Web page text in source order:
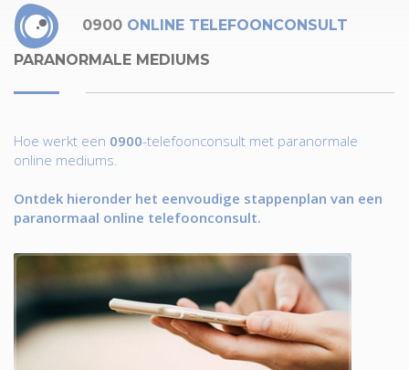
0900 ONLINE TELEFOONCONSULT
PARANORMALE MEDIUMS
Hoe werkt een 0900-telefoonconsult met paranormale
online mediums.
Ontdek hieronder het eenvoudige stappenplan van een
paranormaal online telefoonconsult.